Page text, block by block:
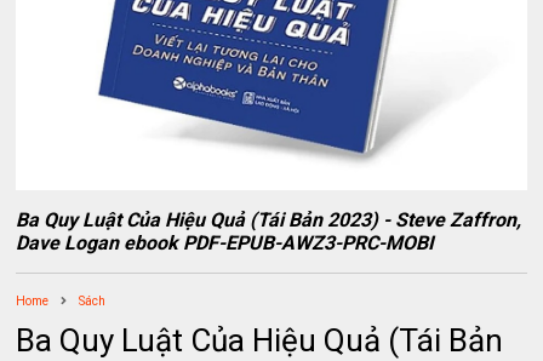
Ba Quy Luật Của Hiệu Quả (Tái Bản 2023) - Steve Zaffron,
Dave Logan ebook PDF-EPUB-AWZ3-PRC-MOBI
Home Sách
Ba Quy Luật Của Hiệu Quả (Tái Bản